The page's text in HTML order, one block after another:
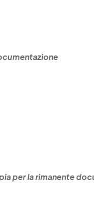
per la rimanente